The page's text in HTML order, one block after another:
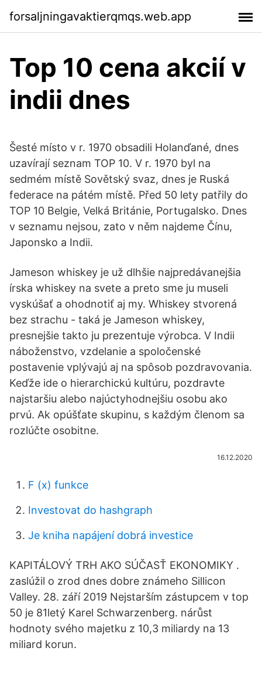
forsaljningavaktierqmqs.web.app
Top 10 cena akcií v
indii dnes
Šesté místo v r. 1970 obsadili Holanďané, dnes
uzavírají seznam TOP 10. V r. 1970 byl na
sedmém místě Sovětský svaz, dnes je Ruská
federace na pátém místě. Před 50 lety patřily do
TOP 10 Belgie, Velká Británie, Portugalsko. Dnes
v seznamu nejsou, zato v něm najdeme Čínu,
Japonsko a Indii.
Jameson whiskey je už dlhšie najpredávanejšia
írska whiskey na svete a preto sme ju museli
vyskúšať a ohodnotiť aj my. Whiskey stvorená
bez strachu - taká je Jameson whiskey,
presnejšie takto ju prezentuje výrobca. V Indii
náboženstvo, vzdelanie a spoločenské
postavenie vplývajú aj na spôsob pozdravovania.
Keďže ide o hierarchickú kultúru, pozdravte
najstaršiu alebo najúctyhodnejšiu osobu ako
prvú. Ak opúšťate skupinu, s každým členom sa
rozlúčte osobitne.
16.12.2020
F (x) funkce
Investovat do hashgraph
Je kniha napájení dobrá investice
KAPITÁLOVÝ TRH AKO SÚČASŤ EKONOMIKY .
zaslúžil o zrod dnes dobre známeho Sillicon
Valley. 28. září 2019 Nejstarším zástupcem v top
50 je 81letý Karel Schwarzenberg. nárůst
hodnoty svého majetku z 10,3 miliardy na 13
miliard korun.